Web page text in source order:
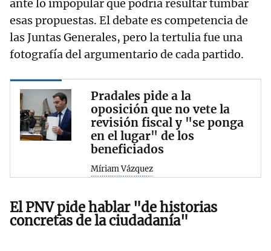
ante lo impopular que podría resultar tumbar
esas propuestas. El debate es competencia de
las Juntas Generales, pero la tertulia fue una
fotografía del argumentario de cada partido.
Pradales pide a la
oposición que no vete la
revisión fiscal y "se ponga
en el lugar" de los
beneficiados
Míriam Vázquez
El PNV pide hablar "de historias
concretas de la ciudadanía"